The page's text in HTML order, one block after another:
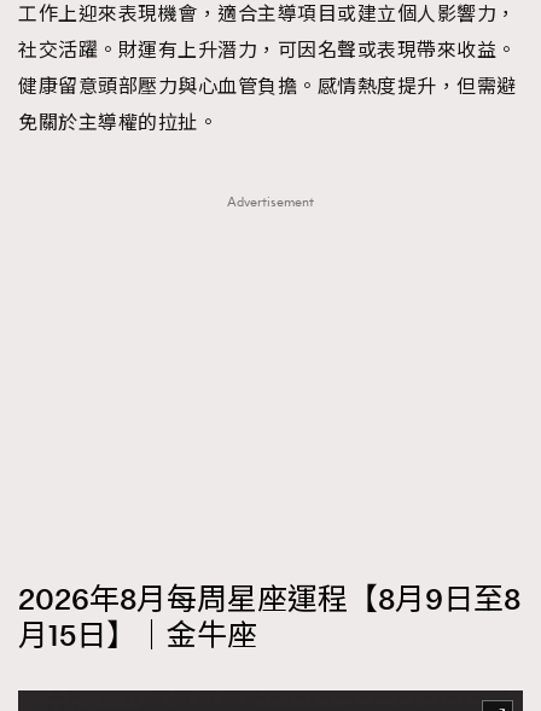
工作上迎來表現機會，適合主導項目或建立個人影響力，
社交活躍。財運有上升潛力，可因名聲或表現帶來收益。
健康留意頭部壓力與心血管負擔。感情熱度提升，但需避
免關於主導權的拉扯。
Advertisement
2026年8月每周星座運程【8月9日至8
月15日】｜金牛座